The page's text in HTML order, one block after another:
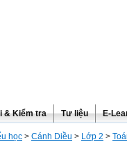
& Kiểm tra Tư liệu E-
học > Cánh Diều > Lớp 2 >